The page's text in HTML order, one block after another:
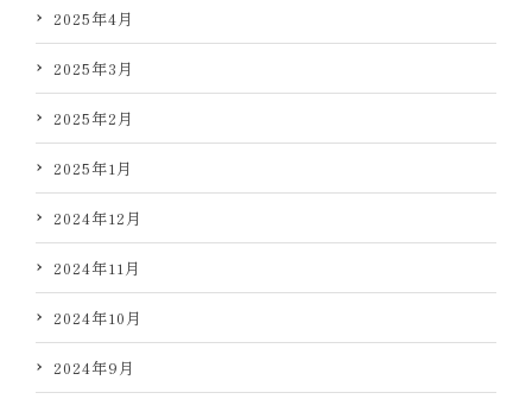
2025年4月
2025年3月
2025年2月
2025年1月
2024年12月
2024年11月
2024年10月
2024年9月